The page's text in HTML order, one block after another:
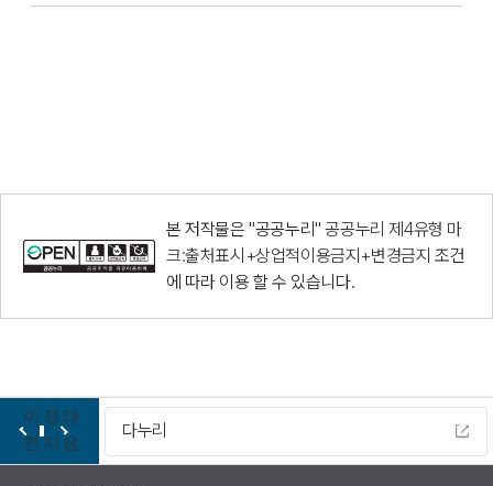
본 저작물은 "공공누리"공공누리 제4유형 마
크:출처표시+상업적이용금지+변경금지 조건
에 따라 이용 할 수 있습니다.
이
전
정
지
다
음
다누리